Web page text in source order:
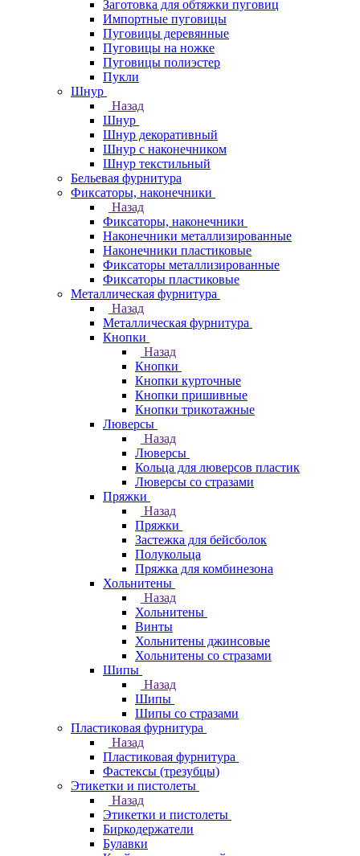
Заготовка для обтяжки пуговиц
Импортные пуговицы
Пуговицы деревянные
Пуговицы на ножке
Пуговицы полиэстер
Пукли
Шнур
Назад
Шнур
Шнур декоративный
Шнур с наконечником
Шнур текстильный
Бельевая фурнитура
Фиксаторы, наконечники
Назад
Фиксаторы, наконечники
Наконечники металлизированные
Наконечники пластиковые
Фиксаторы металлизированные
Фиксаторы пластиковые
Металлическая фурнитура
Назад
Металлическая фурнитура
Кнопки
Назад
Кнопки
Кнопки курточные
Кнопки пришивные
Кнопки трикотажные
Люверсы
Назад
Люверсы
Кольца для люверсов пластик
Люверсы со стразами
Пряжки
Назад
Пряжки
Застежка для бейсболок
Полукольца
Пряжка для комбинезона
Хольнитены
Назад
Хольнитены
Винты
Хольнитены джинсовые
Хольнитены со стразами
Шипы
Назад
Шипы
Шипы со стразами
Пластиковая фурнитура
Назад
Пластиковая фурнитура
Фастексы (трезубцы)
Этикетки и пистолеты
Назад
Этикетки и пистолеты
Биркодержатели
Булавки